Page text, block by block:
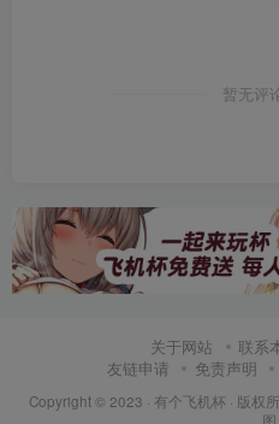
暂无评
关于网站 联系
友链申请
免责声明
Copyright © 2023 · 有个飞机杯 · 版权
图